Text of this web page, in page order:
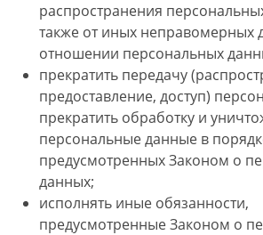
распространения
также от иных неправомерных
отношении персональных
прекратить передачу
предоставление, доступ)
прекратить обработку и
персональные данные в
предусмотренных Законом о
данных;
исполнять иные обязанности,
предусмотренные Законом о